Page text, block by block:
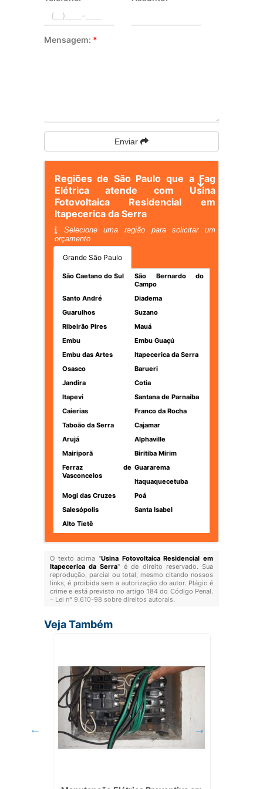
Mensagem: *
Enviar
Regiões de São Paulo que a Fag
Elétrica atende com Usina
Fotovoltaica Residencial em
Itapecerica da Serra
Selecione uma região para solicitar um
orçamento
Grande São Paulo
São Caetano do Sul
São Bernardo do
Campo
Santo André
Diadema
Guarulhos
Suzano
Ribeirão Pires
Mauá
Embu
Embu Guaçú
Embu das Artes
Itapecerica da Serra
Osasco
Barueri
Jandira
Cotia
Itapevi
Santana de Parnaíba
Caierias
Franco da Rocha
Taboão da Serra
Cajamar
Arujá
Alphaville
Mairiporã
Biritiba Mirim
Ferraz de
Vasconcelos
Guararema
Itaquaquecetuba
Mogi das Cruzes
Poá
Salesópolis
Santa Isabel
Alto Tietê
O texto acima "Usina Fotovoltaica Residencial em
Itapecerica da Serra" é de direito reservado. Sua
reprodução, parcial ou total, mesmo citando nossos
links, é proibida sem a autorização do autor. Plágio é
crime e está previsto no artigo 184 do Código Penal.
– Lei n° 9.610-98 sobre direitos autorais.
Veja Também